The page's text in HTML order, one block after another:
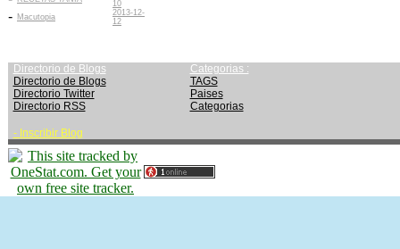
10
- Macutopia
2013-12-
12
Directorio de Blogs
Directorio de Blogs
Directorio Twitter
Directorio RSS
- Inscribir Blog
Categorias :
TAGS
Paises
Categorias